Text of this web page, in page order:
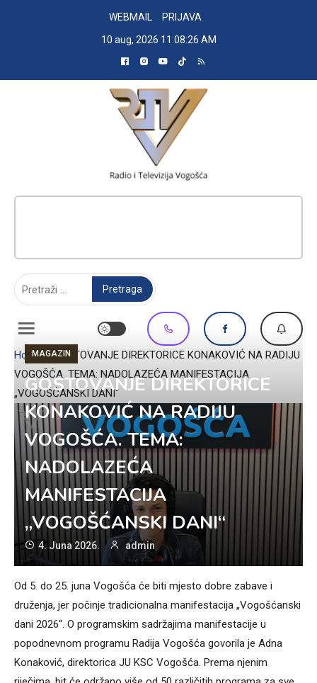
WEBMAIL
PRIJAVA
10 aug, 2026 11:08:27 AM
Home»GOSTOVANJE DIREKTORICE KONAKOVIĆ NA RADIJU
VOGOŠĆA. TEMA: NADOLAZEĆA MANIFESTACIJA
„VOGOŠĆANSKI DANI“
MAGAZIN
GOSTOVANJE DIREKTORICE
KONAKOVIĆ NA RADIJU
VOGOŠĆA. TEMA:
NADOLAZEĆA
MANIFESTACIJA
„VOGOŠĆANSKI DANI“
4. Juna 2026. admin
Od 5. do 25. juna Vogošća će biti mjesto dobre zabave i
druženja, jer počinje tradicionalna manifestacija „Vogošćanski
dani 2026“. O programskim sadržajima manifestacije u
popodnevnom programu Radija Vogošća govorila je Adna
Konaković, direktorica JU KSC Vogošća. Prema njenim